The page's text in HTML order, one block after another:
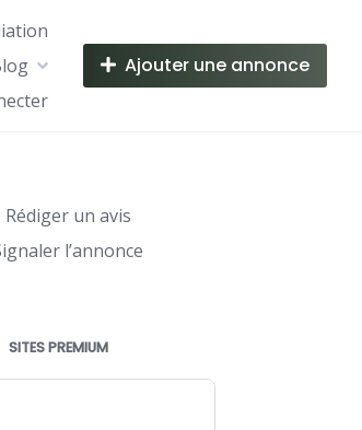
Ajouter une annonce
Rédiger un avis
l’annonce
SITES PREMIUM